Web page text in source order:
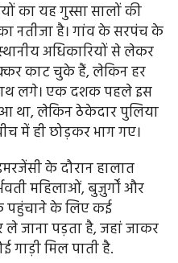
का यह गुस्सा सालों की
नतीजा है। गांव के सरपंच के
अधिकारियों से लेकर
काट चुके हैं, लेकिन हर
लगे। एक दशक पहले इस
था, लेकिन ठेकेदार पुलिया
में ही छोड़कर भाग गए।
के दौरान हालात
महिलाओं, बुज़ुर्गों और
पहुंचाने के लिए कई
जाना पड़ता है, जहां जाकर
गाड़ी मिल पाती है.